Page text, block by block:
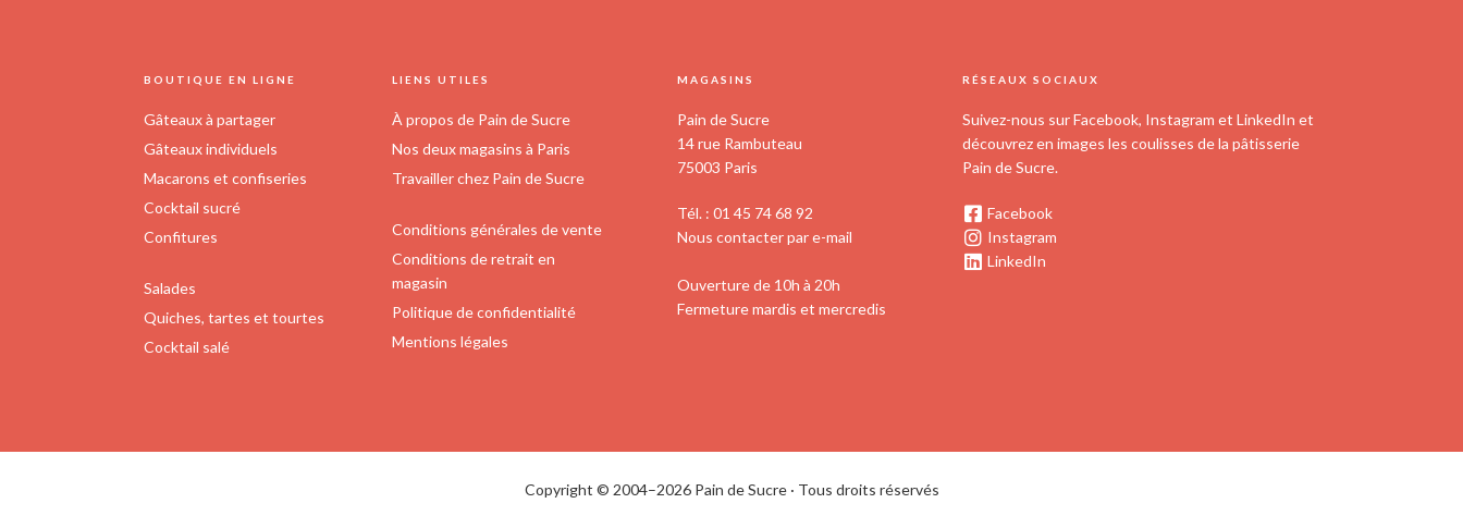
BOUTIQUE EN LIGNE
Gâteaux à partager
Gâteaux individuels
Macarons et confiseries
Cocktail sucré
Confitures
Salades
Quiches, tartes et tourtes
Cocktail salé
LIENS UTILES
À propos de Pain de Sucre
Nos deux magasins à Paris
Travailler chez Pain de Sucre
Conditions générales de vente
Conditions de retrait en
magasin
Politique de confidentialité
Mentions légales
MAGASINS
Pain de Sucre
14 rue Rambuteau
75003 Paris
Tél. : 01 45 74 68 92
Nous contacter par e-mail
Ouverture de 10h à 20h
Fermeture mardis et mercredis
RÉSEAUX SOCIAUX
Suivez-nous sur Facebook, Instagram et LinkedIn et
découvrez en images les coulisses de la pâtisserie
Pain de Sucre.
Facebook
Instagram
LinkedIn
Copyright © 2004–2026 Pain de Sucre · Tous droits réservés